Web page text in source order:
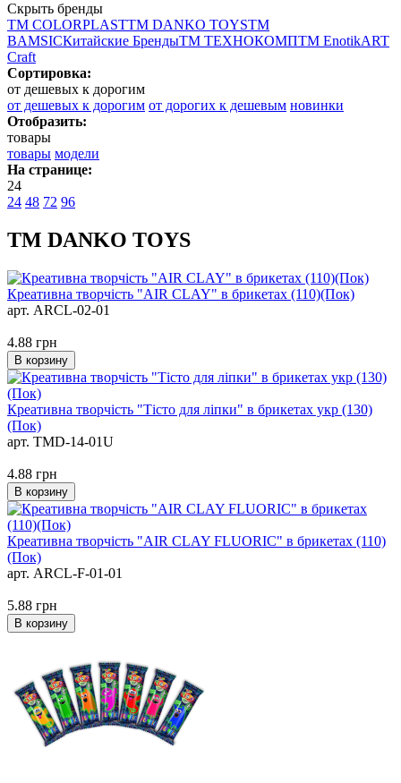
Скрыть бренды
ТМ COLORPLASTТМ DANKO TOYSТМ
BAMSICКитайские БрендыТМ ТЕХНОКОМПТМ EnotikART
Craft
Сортировка:
от дешевых к дорогим
от дешевых к дорогим от дорогих к дешевым новинки
Отобразить:
товары
товары модели
На странице:
24
24 48 72 96
ТМ DANKO TOYS
Креативна творчість "AIR CLAY" в брикетах (110)(Пок)
арт. ARCL-02-01
4.88 грн
В корзину
Креативна творчість "Тісто для ліпки" в брикетах укр (130)
(Пок)
арт. TMD-14-01U
4.88 грн
В корзину
Креативна творчiсть "AIR CLAY FLUORIC" в брикетах (110)
(Пок)
арт. ARCL-F-01-01
5.88 грн
В корзину